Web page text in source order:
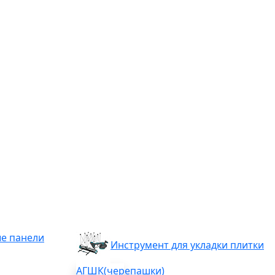
панели
Инструмент для укладки плитки
АГШК(черепашки)